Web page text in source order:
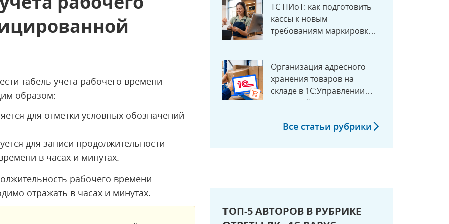
табель учета рабочего времени
образом:
для отметки условных обозначений
для записи продолжительности
в часах и минутах.
рабочего времени
отражать в часах и минутах.
ТС ПИоТ: как подготовить
кассы к новым
требованиям маркировки с
Организация адресного
хранения товаров на
складе в 1С:Управлении
торговлей
Все статьи рубрики
ТОП-5 АВТОРОВ В РУБРИКЕ